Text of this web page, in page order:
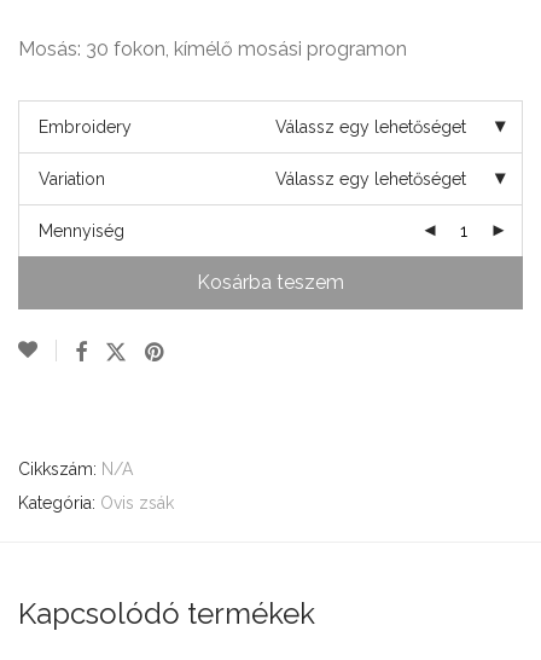
Mosás: 30 fokon, kímélő mosási programon
Embroidery Válassz egy lehetőséget
Variation Válassz egy lehetőséget
Mennyiség
Kosárba teszem
Cikkszám: N/A
Kategória: Ovis zsák
Kapcsolódó termékek